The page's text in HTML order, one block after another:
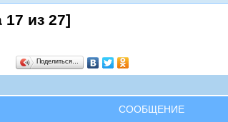
17 из 27]
Поделиться…
СООБЩЕНИЕ